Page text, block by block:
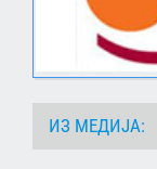
ИЗ МЕДИЈА: